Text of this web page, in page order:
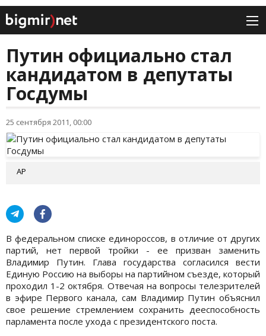
Путин официально стал
кандидатом в депутаты
Госдумы
25 сентября 2011, 00:00
АР
В федеральном списке единороссов, в отличие от других
партий, нет первой тройки - ее призван заменить
Владимир Путин. Глава государства согласился вести
Единую Россию на выборы на партийном съезде, который
проходил 1-2 октября. Отвечая на вопросы телезрителей
в эфире Первого канала, сам Владимир Путин объяснил
свое решение стремлением сохранить дееспособность
парламента после ухода с президентского поста.